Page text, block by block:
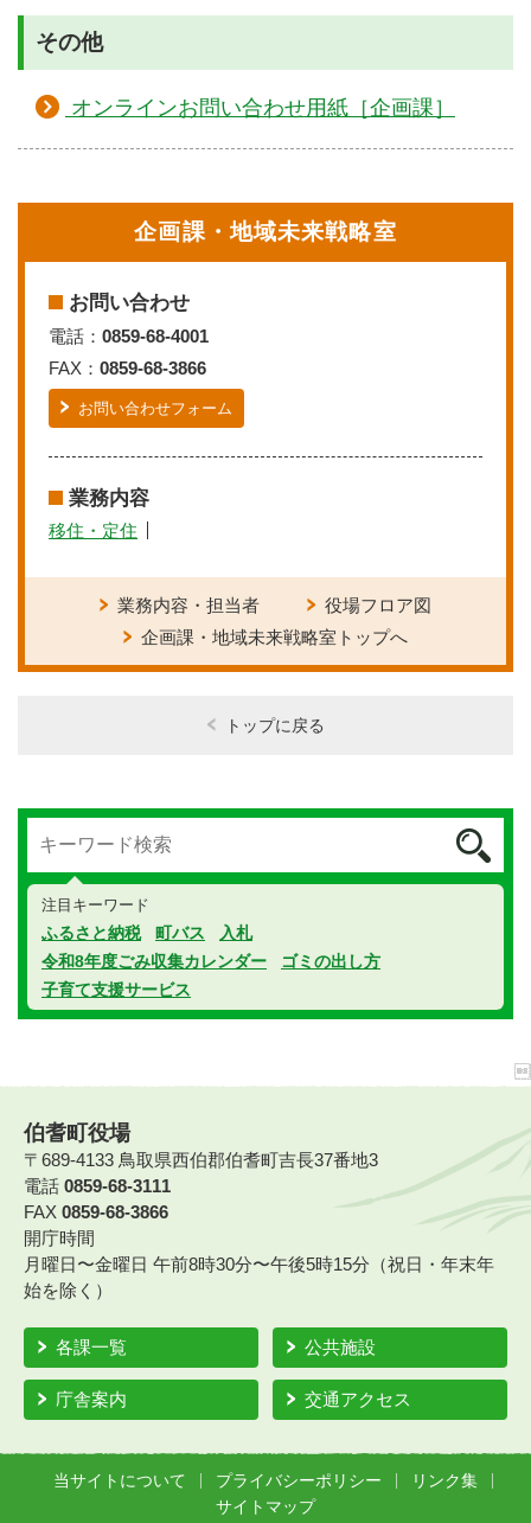
その他
オンラインお問い合わせ用紙［企画課］
企画課・地域未来戦略室
お問い合わせ
電話： 0859-68-4001
FAX： 0859-68-3866
お問い合わせフォーム
業務内容
移住・定住
業務内容・担当者
役場フロア図
企画課・地域未来戦略室トップへ
トップに戻る
注目キーワード
ふるさと納税 町バス
入札
令和8年度ごみ収集カレンダー
ゴミの出し方
子育て支援サービス
伯耆町役場
〒689-4133 鳥取県西伯郡伯耆町吉長37番地3
電話 0859-68-3111
FAX 0859-68-3866
開庁時間
月曜日〜金曜日 午前8時30分〜午後5時15分（祝日・年末年
始を除く）
各課一覧 公共施設
庁舎案内 交通アクセス
当サイトについて プライバシーポリシー
リンク集
サイトマップ